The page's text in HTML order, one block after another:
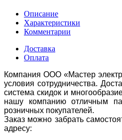
Описание
Характеристики
Комментарии
Доставка
Оплата
Компания ООО «Мастер
условия сотрудничества.
система скидок и
нашу компанию отличным
розничных покупателей.
Заказ можно забрать
адресу: